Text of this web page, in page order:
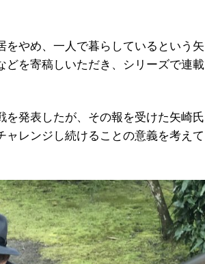
やめ、一人で暮らしているという矢
を寄稿しいただき、シリーズで連載
発表したが、その報を受けた矢崎氏
レンジし続けることの意義を考えて